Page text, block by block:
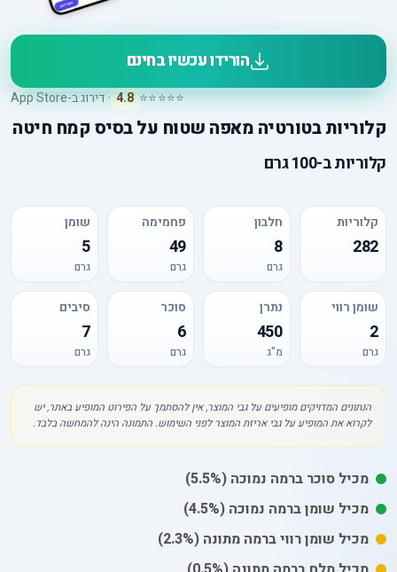
הורידו עכשיו בחינם
⭐⭐⭐⭐⭐
4.8 · דירוג ב-App Store
קלוריותבטורטיה מאפה שטוח על בסיס קמח חיטה
קלוריותב-100 גרם
קלוריות
282
חלבון
8
גרם
פחמימה
49
גרם
שומן
5
גרם
שומן רווי
2
גרם
נתרן
450
מ"ג
סוכר
6
גרם
סיבים
7
גרם
הנתונים המדויקים מופיעים על גבי המוצר, אין להסתמך על הפירוט המופיע באתר, יש
לקרוא את המופיע על גבי אריזת המוצר לפני השימוש. התמונה הינה להמחשה בלבד.
מכיל סוכר ברמה נמוכה (5.5%)
מכיל שומןברמה נמוכה (4.5%)
מכיל שומן רוויברמה מתונה (2.3%)